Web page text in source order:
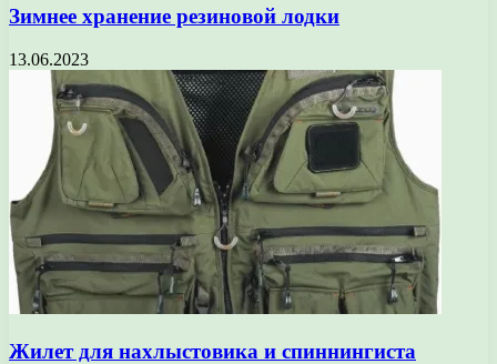
Зимнее хранение резиновой лодки
13.06.2023
Жилет для нахлыстовика и спиннингиста